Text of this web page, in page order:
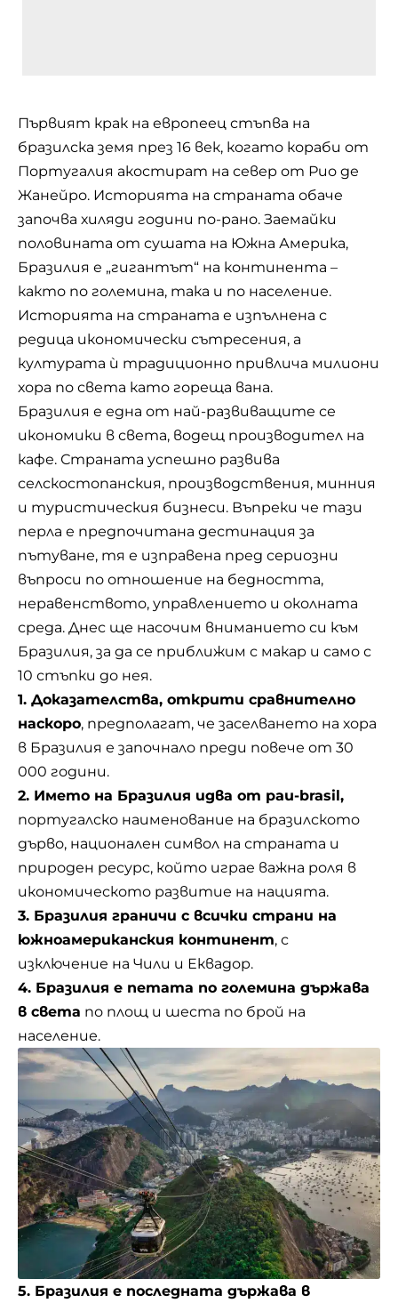
Първият крак на европеец стъпва на
бразилска земя през 16 век, когато кораби от
Португалия акостират на север от Рио де
Жанейро. Историята на страната обаче
започва хиляди години по-рано. Заемайки
половината от сушата на Южна Америка,
Бразилия е „гигантът“ на континента –
както по големина, така и по население.
Историята на страната е изпълнена с
редица икономически сътресения, а
културата ѝ традиционно привлича милиони
хора по света като гореща вана.
Бразилия е една от най-развиващите се
икономики в света, водещ производител на
кафе. Страната успешно развива
селскостопанския, производствения, минния
и туристическия бизнеси. Въпреки че тази
перла е предпочитана дестинация за
пътуване, тя е изправена пред сериозни
въпроси по отношение на бедността,
неравенството, управлението и околната
среда. Днес ще насочим вниманието си към
Бразилия, за да се приближим с макар и само с
10 стъпки до нея.
1. Доказателства, открити сравнително
наскоро, предполагат, че заселването на хора
в Бразилия е започнало преди повече от 30
000 години.
2. Името на Бразилия идва от pau-brasil,
португалско наименование на бразилското
дърво, национален символ на страната и
природен ресурс, който играе важна роля в
икономическото развитие на нацията.
3. Бразилия граничи с всички страни на
южноамериканския континент, с
изключение на Чили и Еквадор.
4. Бразилия е петата по големина държава
в света по площ и шеста по брой на
население.
5. Бразилия е последната държава в